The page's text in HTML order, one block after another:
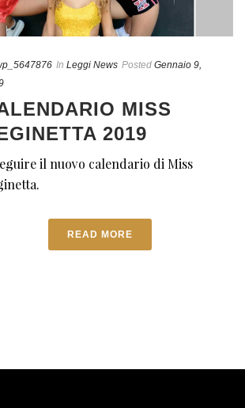
In Leggi News Posted Gennaio 9,
MISS
2019
il nuovo calendario di Miss
READ MORE